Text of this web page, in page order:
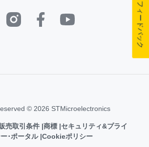
© 2026 STMicroelectronics
販売取引条件 商標 セキュリティ&プライ
･ポータル Cookieポリシー
フィードバック